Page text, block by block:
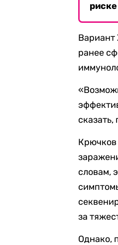
Вариант
ранее
Крючков
словам,
за
Однако,